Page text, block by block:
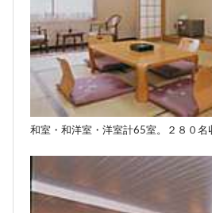
和室・和洋室・洋室計65室。２８０名